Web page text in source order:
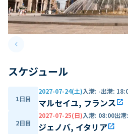
keyboard_arrow_leftPrevious slide
スケジュール
1日目
2027-07-24(土)入港: -出港:
マルセイユ, フランスopen_in_new
2日目
2027-07-25(日)入港: 08:00出港:
ジェノバ, イタリアopen_in_new